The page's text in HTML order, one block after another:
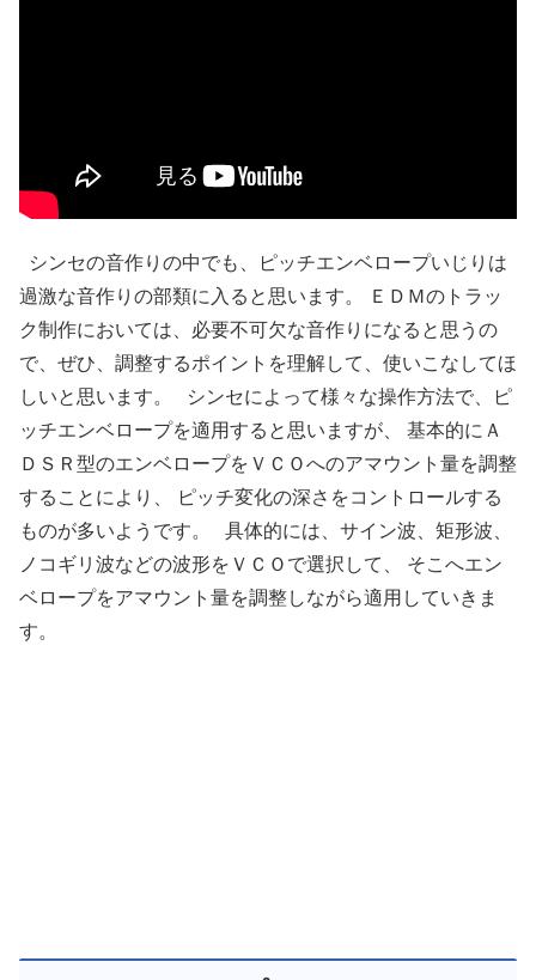
シンセの音作りの中でも、ピッチエンベロープいじりは
過激な音作りの部類に入ると思います。 ＥＤＭのトラッ
ク制作においては、必要不可欠な音作りになると思うの
で、ぜひ、調整するポイントを理解して、使いこなしてほ
しいと思います。 シンセによって様々な操作方法で、ピ
ッチエンベロープを適用すると思いますが、 基本的にＡ
ＤＳＲ型のエンベロープをＶＣＯへのアマウント量を調整
することにより、 ピッチ変化の深さをコントロールする
ものが多いようです。 具体的には、サイン波、矩形波、
ノコギリ波などの波形をＶＣＯで選択して、 そこへエン
ベロープをアマウント量を調整しながら適用していきま
す。